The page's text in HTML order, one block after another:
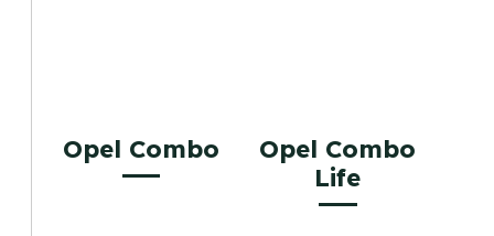
Opel Combo
Opel Combo
Life